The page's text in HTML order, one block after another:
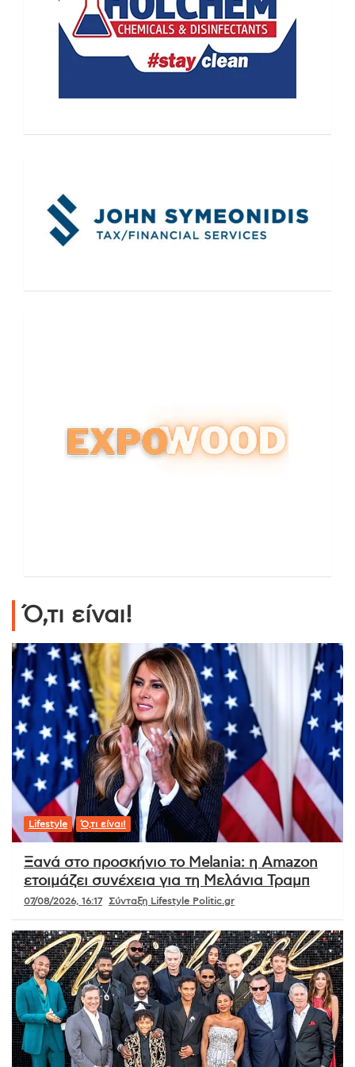
Ό,τι είναι!
Lifestyle Ό,τι είναι!
Ξανά στο προσκήνιο το Melania: η Amazon
ετοιμάζει συνέχεια για τη Μελάνια Τραμπ
07/08/2026, 16:17 Σύνταξη Lifestyle Politic.gr